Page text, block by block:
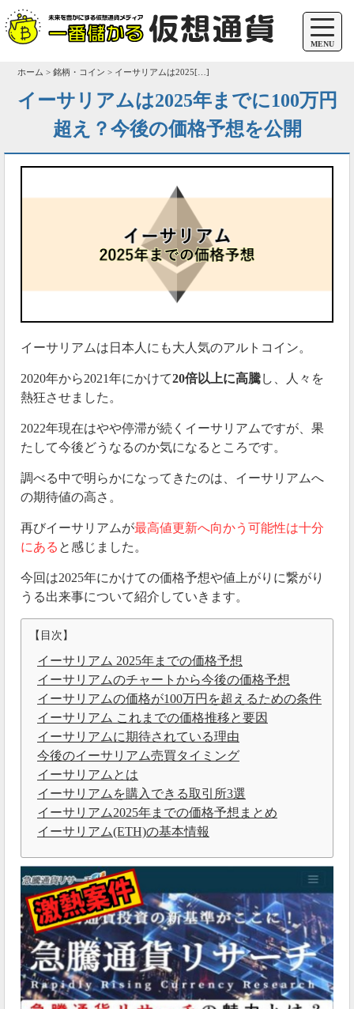
MENU
ホーム > 銘柄・コイン > イーサリアムは2025[…]
イーサリアムは2025年までに100万円
超え？今後の価格予想を公開
イーサリアムは日本人にも大人気のアルトコイン。
2020年から2021年にかけて20倍以上に高騰し、人々を
熱狂させました。
2022年現在はやや停滞が続くイーサリアムですが、果
たして今後どうなるのか気になるところです。
調べる中で明らかになってきたのは、イーサリアムへ
の期待値の高さ。
再びイーサリアムが最高値更新へ向かう可能性は十分
にある と感じました。
今回は2025年にかけての価格予想や値上がりに繋がり
うる出来事について紹介していきます。
【目次】
イーサリアム 2025年までの価格予想
イーサリアムのチャートから今後の価格予想
イーサリアムの価格が100万円を超えるための条件
イーサリアム これまでの価格推移と要因
イーサリアムに期待されている理由
今後のイーサリアム売買タイミング
イーサリアムとは
イーサリアムを購入できる取引所3選
イーサリアム2025年までの価格予想まとめ
イーサリアム(ETH)の基本情報